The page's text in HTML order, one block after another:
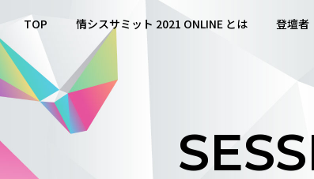
TOP 情シスサミット 2021 ONLINE とは 登壇者